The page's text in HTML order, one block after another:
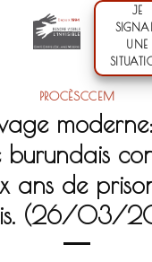
JE
UNE
PROCÈSCCEM
burundais
ans de
(26/03/